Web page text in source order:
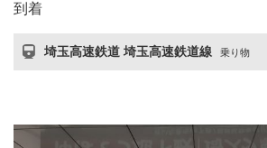
到着
埼玉高速鉄道 埼玉高速鉄道線 乗り物